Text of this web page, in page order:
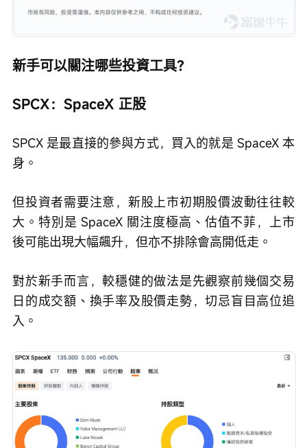
新手可以關注哪些投資工具？
SPCX：SpaceX 正股
SPCX 是最直接的參與方式，買入的就是 SpaceX 本
身。
但投資者需要注意，新股上市初期股價波動往往較
大。特別是 SpaceX 關注度極高、估值不菲，上市
後可能出現大幅飆升，但亦不排除會高開低走。
對於新手而言，較穩健的做法是先觀察前幾個交易
日的成交額、換手率及股價走勢，切忌盲目高位追
入。